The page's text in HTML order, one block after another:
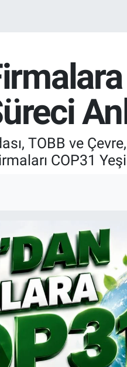
TOBB ve
COP31